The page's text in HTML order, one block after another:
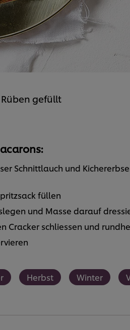
gefüllt
Schnittlauch und
füllen
und Masse darauf
Cracker schliessen und
Herbst Winter